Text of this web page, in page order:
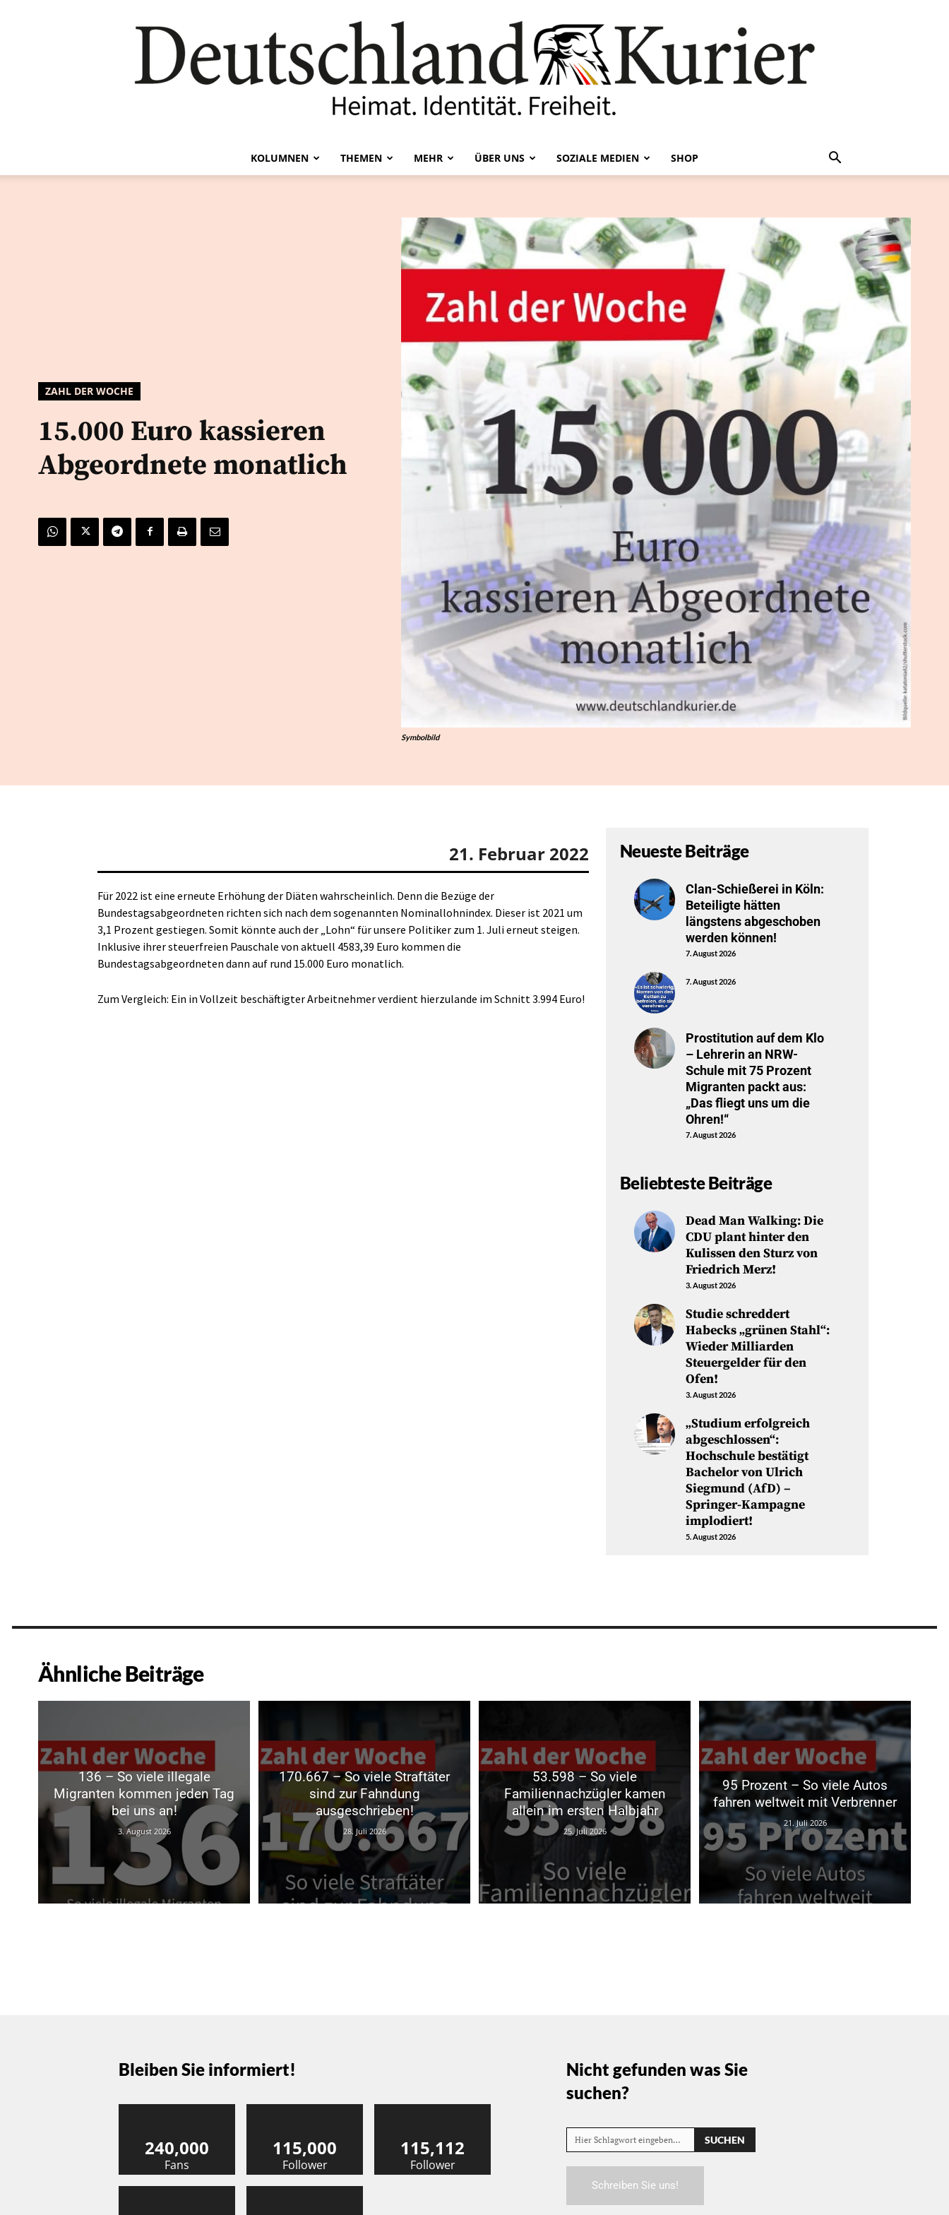
KOLUMNEN THEMEN MEHR ÜBER UNS SOZIALE MEDIEN SHOP
ZAHL DER WOCHE
15.000 Euro kassieren
Abgeordnete monatlich
Symbolbild
21. Februar 2022
Für 2022 ist eine erneute Erhöhung der Diäten wahrscheinlich. Denn die Bezüge der
Bundestagsabgeordneten richten sich nach dem sogenannten Nominallohnindex. Dieser ist 2021 um
3,1 Prozent gestiegen. Somit könnte auch der „Lohn“ für unsere Politiker zum 1. Juli erneut steigen.
Inklusive ihrer steuerfreien Pauschale von aktuell 4583,39 Euro kommen die
Bundestagsabgeordneten dann auf rund 15.000 Euro monatlich.
Zum Vergleich: Ein in Vollzeit beschäftigter Arbeitnehmer verdient hierzulande im Schnitt 3.994 Euro!
Neueste Beiträge
Clan-Schießerei in Köln:
Beteiligte hätten
längstens abgeschoben
werden können!
7. August 2026
7. August 2026
Prostitution auf dem Klo
– Lehrerin an NRW-
Schule mit 75 Prozent
Migranten packt aus:
„Das fliegt uns um die
Ohren!“
7. August 2026
Beliebteste Beiträge
Dead Man Walking: Die
CDU plant hinter den
Kulissen den Sturz von
Friedrich Merz!
3. August 2026
Studie schreddert
Habecks „grünen Stahl“:
Wieder Milliarden
Steuergelder für den
Ofen!
3. August 2026
„Studium erfolgreich
abgeschlossen“:
Hochschule bestätigt
Bachelor von Ulrich
Siegmund (AfD) –
Springer-Kampagne
implodiert!
5. August 2026
Ähnliche Beiträge
136 – So viele illegale
Migranten kommen jeden Tag
bei uns an!
3. August 2026
170.667 – So viele Straftäter
sind zur Fahndung
ausgeschrieben!
28. Juli 2026
53.598 – So viele
Familiennachzügler kamen
allein im ersten Halbjahr
25. Juli 2026
95 Prozent – So viele Autos
fahren weltweit mit Verbrenner
21. Juli 2026
Bleiben Sie informiert!
240,000
Fans
115,000
Follower
115,112
Follower
Nicht gefunden was Sie
suchen?
Hier Schlagwort eingeben… SUCHEN
Schreiben Sie uns!